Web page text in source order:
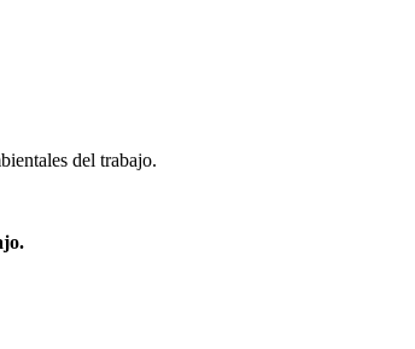
del trabajo.